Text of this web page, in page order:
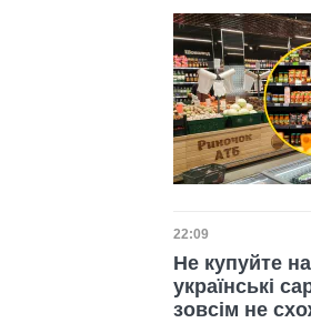
Дата публікації
22:09
Не купуйте
українські
зовсім не